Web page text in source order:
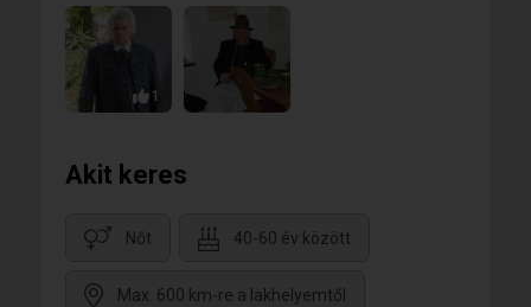
1
Akit keres
Nőt 40-60 év között
Max. 600 km-re a lakhelyemtől